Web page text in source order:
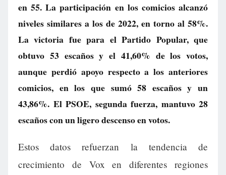
en 55. La participación en los comicios alcanzó
niveles similares a los de 2022, en torno al 58%.
La victoria fue para el Partido Popular, que
obtuvo 53 escaños y el 41,60% de los votos,
aunque perdió apoyo respecto a los anteriores
comicios, en los que sumó 58 escaños y un
43,86%. El PSOE, segunda fuerza, mantuvo 28
escaños con un ligero descenso en votos.
Estos datos refuerzan la tendencia de
crecimiento de Vox en diferentes regiones